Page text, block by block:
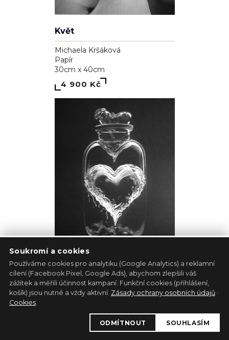
Květ
Michaela Kršáková
Papír
30cm x 40cm
4 900 Kč
Srdce
Michaela Kršáková
30cm x 40cm
3 900 Kč
Soukromí a cookies
Používáme cookies pro analytiku (Google Analytics) a reklamní
cílení (Facebook Pixel, Google Ads), abychom zlepšili váš
zážitek a měřili účinnost kampaní. Funkční cookies (přihlášení,
košík) jsou nutné a vždy aktivní. Zásady ochrany osobních údajů ·
Cookies.
ODMÍTNOUT SOUHLASÍM